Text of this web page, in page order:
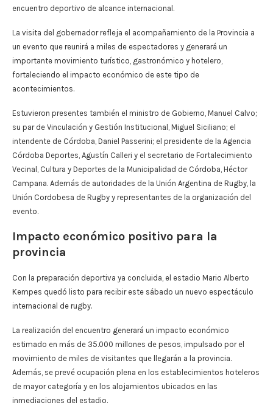
encuentro deportivo de alcance internacional.
La visita del gobernador refleja el acompañamiento de la Provincia a
un evento que reunirá a miles de espectadores y generará un
importante movimiento turístico, gastronómico y hotelero,
fortaleciendo el impacto económico de este tipo de
acontecimientos.
Estuvieron presentes también el ministro de Gobierno, Manuel Calvo;
su par de Vinculación y Gestión Institucional, Miguel Siciliano; el
intendente de Córdoba, Daniel Passerini; el presidente de la Agencia
Córdoba Deportes, Agustín Calleri y el secretario de Fortalecimiento
Vecinal, Cultura y Deportes de la Municipalidad de Córdoba, Héctor
Campana. Además de autoridades de la Unión Argentina de Rugby, la
Unión Cordobesa de Rugby y representantes de la organización del
evento.
Impacto económico positivo para la
provincia
Con la preparación deportiva ya concluida, el estadio Mario Alberto
Kempes quedó listo para recibir este sábado un nuevo espectáculo
internacional de rugby.
La realización del encuentro generará un impacto económico
estimado en más de 35.000 millones de pesos, impulsado por el
movimiento de miles de visitantes que llegarán a la provincia.
Además, se prevé ocupación plena en los establecimientos hoteleros
de mayor categoría y en los alojamientos ubicados en las
inmediaciones del estadio.